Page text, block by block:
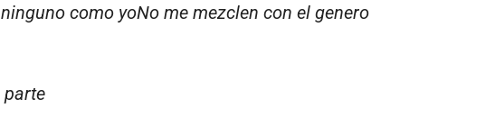
como yoNo me mezclen con el genero
parte